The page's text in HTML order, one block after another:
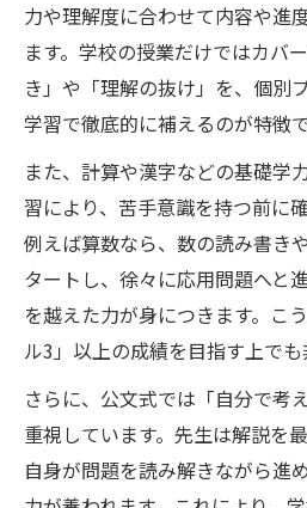
力や理解度に合わせて内容や進
ます。学校の授業だけではカバ
き」や「理解の抜け」を、個別
学習で徹底的に補えるのが特徴で
また、計算や漢字などの基礎学
習により、苦手意識を持つ前に
例えば算数なら、数の読み書き
タートし、徐々に応用問題へと
を越えた力が身につきます。こ
ル3」以上の成績を目指す上でも
さらに、公文式では「自分で考
重視しています。先生は解説を
自身が問題を読み解きながら進